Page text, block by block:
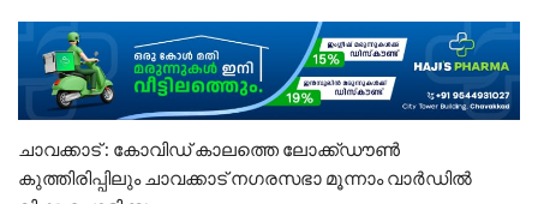
ചാവക്കാട് : കോവിഡ് കാലത്തെ ലോക്ക്ഡൗൺ
കുത്തിരിപ്പിലും ചാവക്കാട് നഗരസഭാ മൂന്നാം വാർഡിൽ